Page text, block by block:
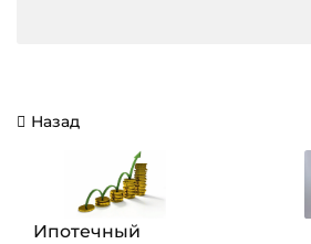
Навигация
Назад
Ипотечный